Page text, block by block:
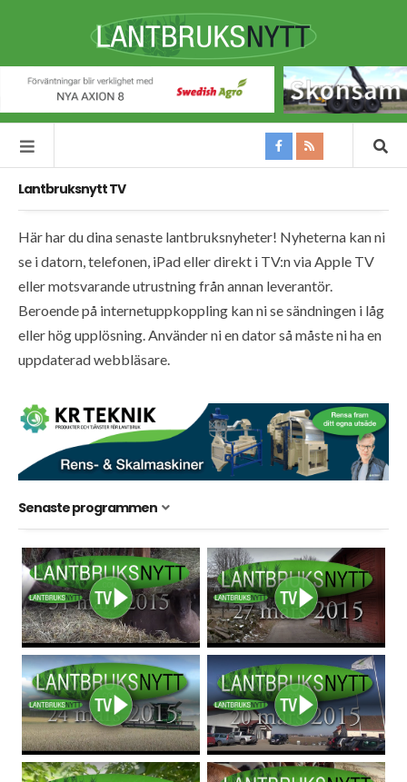
Lantbruksnytt TV
Här har du dina senaste lantbruksnyheter! Nyheterna kan ni
se i datorn, telefonen, iPad eller direkt i TV:n via Apple TV
eller motsvarande utrustning från annan leverantör.
Beroende på internetuppkoppling kan ni se sändningen i låg
eller hög upplösning. Använder ni en dator så måste ni ha en
uppdaterad webbläsare.
Senaste programmen